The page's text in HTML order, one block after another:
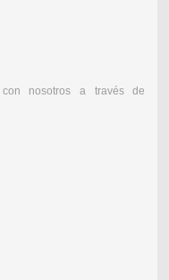
nosotros a través de